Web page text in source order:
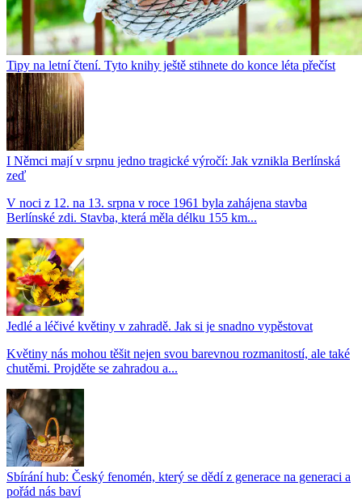
Tipy na letní čtení. Tyto knihy ještě stihnete do konce léta přečíst
I Němci mají v srpnu jedno tragické výročí: Jak vznikla Berlínská
zeď
V noci z 12. na 13. srpna v roce 1961 byla zahájena stavba
Berlínské zdi. Stavba, která měla délku 155 km...
Jedlé a léčivé květiny v zahradě. Jak si je snadno vypěstovat
Květiny nás mohou těšit nejen svou barevnou rozmanitostí, ale také
chutěmi. Projděte se zahradou a...
Sbírání hub: Český fenomén, který se dědí z generace na generaci a
pořád nás baví